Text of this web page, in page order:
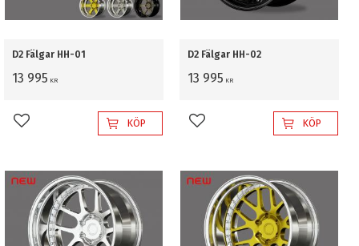
D2 Fälgar HH-01
13 995 KR
Lägg till i favoriterKÖP
D2 Fälgar HH-02
13 995 KR
Lägg till i favoriterKÖP